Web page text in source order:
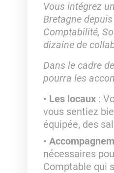
Vous intégrez
Bretagne
Comptabilité,
dizaine de
Dans le cadre
pourra les
Les locaux :
vous sentiez
équipée, des
nécessaires
Comptable qui